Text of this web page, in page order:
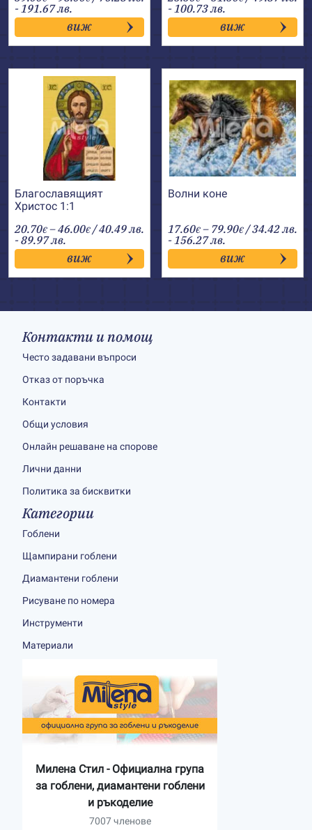
range:
39.00€
through
98.00€
- 191.67 лв.
виж
range:
25.50€
through
51.50€
- 100.73 лв.
виж
Благославящият
Христос 1:1
20.70€ –46.00€Price
range:
20.70€
through
46.00€
/ 40.49 лв.
- 89.97 лв.
виж
Волни коне
17.60€ – 79.90€Price
range:
17.60€
through
79.90€
/ 34.42 лв.
- 156.27 лв.
виж
Контакти и помощ
Често задавани въпроси
Отказ от поръчка
Контакти
Общи условия
Онлайн решаване на спорове
Лични данни
Политика за бисквитки
Категории
Гоблени
Щампирани гоблени
Диамантени гоблени
Рисуване по номера
Инструменти
Материали
Милена Стил - Официална група
за гоблени, диамантени гоблени
и ръкоделие
7007 членове